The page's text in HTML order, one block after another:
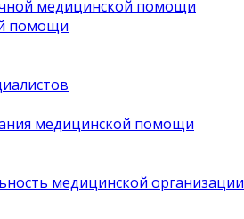
медицинской помощи
помощи
медицинской помощи
медицинской организации